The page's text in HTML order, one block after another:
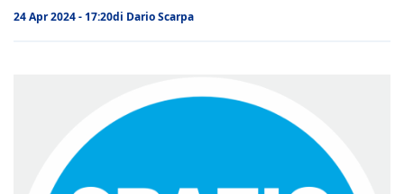
24 Apr 2024 - 17:20di Dario Scarpa